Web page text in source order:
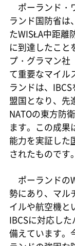
ポーランド・
ランド国防省は
たWISŁA中距離
に到達したこと
プ・グラマン社
て重要なマイル
ランドは、
盟国となり、先
NATOの東方防
ます。この成果
能力を実証した
されたものです。
ポーランドの
勢にあり、マル
イルや航空機と
IBCSに対応し
備えています。